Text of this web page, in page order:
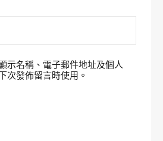
示名稱、電子郵件地址及個人
次發佈留言時使用。